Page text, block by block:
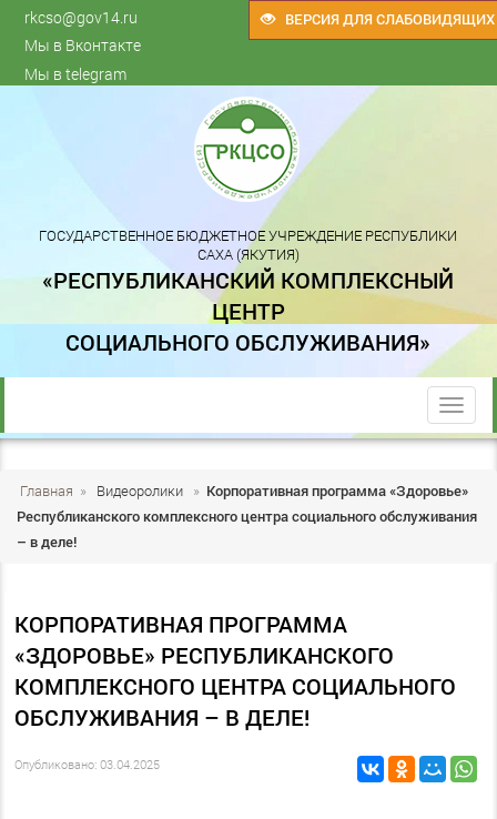
ВЕРСИЯ ДЛЯ СЛАБОВИДЯЩИХ
rkcso@gov14.ru
Мы в Вконтакте
Мы в telegram
ГОСУДАРСТВЕННОЕ БЮДЖЕТНОЕ УЧРЕЖДЕНИЕ РЕСПУБЛИКИ
САХА (ЯКУТИЯ)
«РЕСПУБЛИКАНСКИЙ КОМПЛЕКСНЫЙ
ЦЕНТР
СОЦИАЛЬНОГО ОБСЛУЖИВАНИЯ»
trk
Главная » Видеоролики » Корпоративная программа «Здоровье»
Республиканского комплексного центра социального обслуживания
– в деле!
КОРПОРАТИВНАЯ ПРОГРАММА
«ЗДОРОВЬЕ» РЕСПУБЛИКАНСКОГО
КОМПЛЕКСНОГО ЦЕНТРА СОЦИАЛЬНОГО
ОБСЛУЖИВАНИЯ – В ДЕЛЕ!
Опубликовано: 03.04.2025